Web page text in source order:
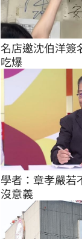
名店邀沈伯洋簽
吃爆
學者：章孝嚴若
沒意義